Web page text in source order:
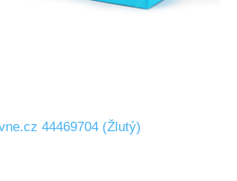
44469704 (Žlutý)